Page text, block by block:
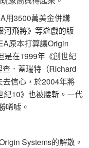
用3500萬美金併購
河飛將》等遊戲的版
原本打算讓Origin
是在1999年《創世紀
．蓋瑞特（Richard
信心，於2004年將
紀10》也被腰斬。一代
唏噓。
Systems的解散。